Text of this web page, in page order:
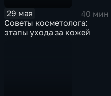
29 мая
40 мин
Советы косметолога:
этапы ухода за кожей